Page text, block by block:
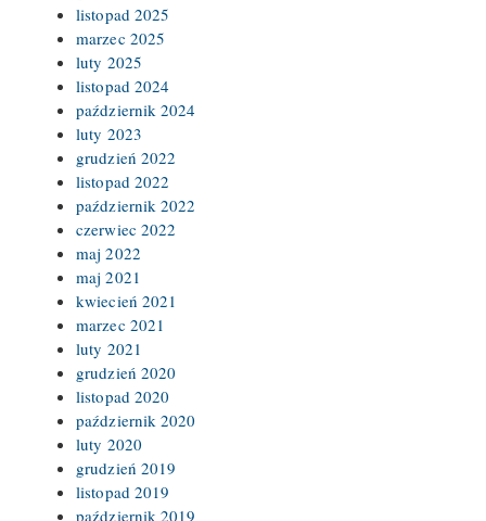
listopad 2025
marzec 2025
luty 2025
listopad 2024
październik 2024
luty 2023
grudzień 2022
listopad 2022
październik 2022
czerwiec 2022
maj 2022
maj 2021
kwiecień 2021
marzec 2021
luty 2021
grudzień 2020
listopad 2020
październik 2020
luty 2020
grudzień 2019
listopad 2019
październik 2019